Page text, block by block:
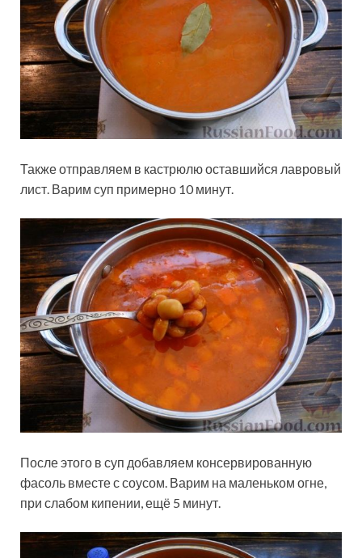
Также отправляем в кастрюлю оставшийся лавровый
лист. Варим суп примерно 10 минут.
После этого в суп добавляем консервированную
фасоль вместе с соусом. Варим на маленьком огне,
при слабом кипении, ещё 5 минут.